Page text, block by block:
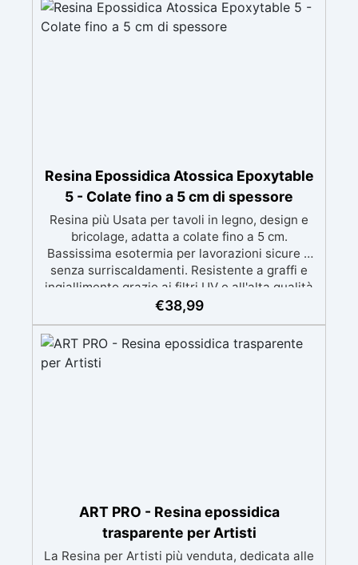
Certificata Atossica post catalisi per contatto
con la pelle, BPA free e VoC Free
Resina Epossidica Atossica Epoxytable
5 - Colate fino a 5 cm di spessore
Resina più Usata per tavoli in legno, design e
bricolage, adatta a colate fino a 5 cm.
Bassissima esotermia per lavorazioni sicure e
senza surriscaldamenti. Resistente a graffi e
ingiallimento grazie ai filtri UV e all'alta qualità
meccanica. Bassa viscosità per eliminare bolle
BPA/VOC free e certificata per il contatto
prolungato con la pelle.
€38,99
ART PRO - Resina epossidica
trasparente per Artisti
La Resina per Artisti più venduta, dedicata alle